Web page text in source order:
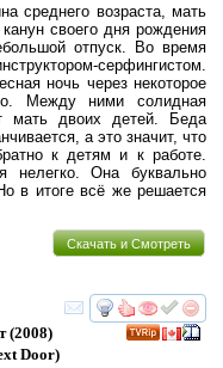
среднего возраста, мать
своего дня рождения
отпуск. Во время
серфингистом.
ночь через некоторое
Между ними солидная
мать двоих детей. Беда
а это значит, что
к детям и к работе.
нелегко. Она буквально
в итоге всё же решается
Скачать и Смотреть
смотреть
(2008)
Door)